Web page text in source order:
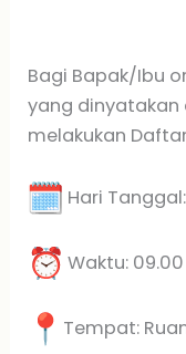
Bagi Bapak/Ibu
yang dinyatakan
melakukan
Hari
Waktu: 09.00
Tempat: